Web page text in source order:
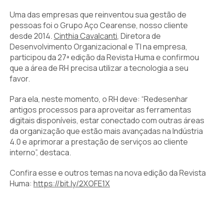
Uma das empresas que reinventou sua gestão de
pessoas foi o Grupo Aço Cearense, nosso cliente
desde 2014.Cinthia Cavalcanti, Diretora de
Desenvolvimento Organizacional e TI na empresa,
participou da 27ª edição da Revista Huma e confirmou
que a área de RH precisa utilizar a tecnologia a seu
favor.
Para ela, neste momento, o RH deve: “Redesenhar
antigos processos para aproveitar as ferramentas
digitais disponíveis, estar conectado com outras áreas
da organização que estão mais avançadas na Indústria
4.0 e aprimorar a prestação de serviços ao cliente
interno”, destaca.
Confira esse e outros temas na nova edição da Revista
Huma: https://bit.ly/2XOFE1X